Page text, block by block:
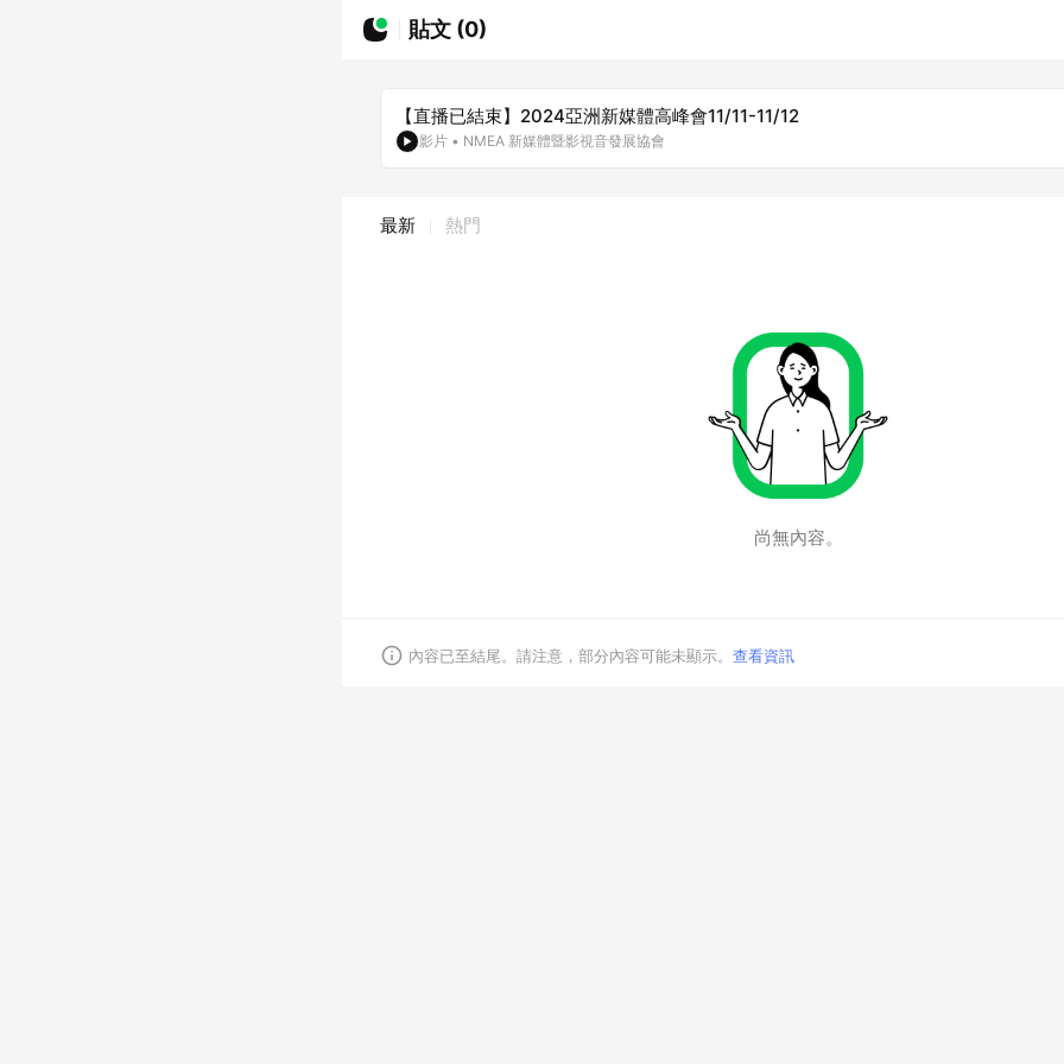
貼文 (0)
【直播已結束】2024亞洲新媒體高峰會11/11-11/12
影片 • NMEA 新媒體暨影視音發展協會
最新 熱門
尚無內容。
內容已至結尾。請注意，部分內容可能未顯示。 查看資訊